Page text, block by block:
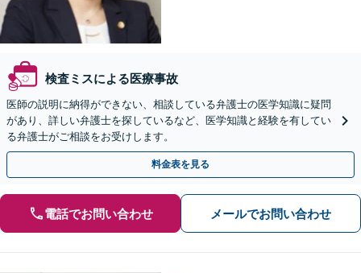
検査ミスによる医療事故
医師の説明に納得ができない、相談している弁護士の医学知識に疑問
があり、詳しい弁護士を探しているなど、医学知識と経験を有してい
る弁護士がご相談をお受けします。
料金表を見る
電話でお問い合わせ メールでお問い合わせ